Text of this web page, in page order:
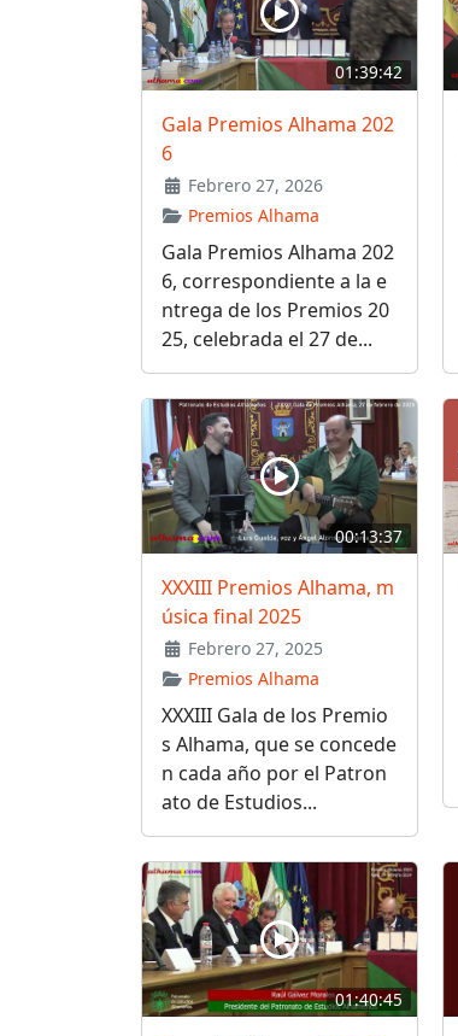
01:39:42
Gala Premios Alhama 202
6
Febrero 27, 2026
Premios Alhama
Gala Premios Alhama 202
6, correspondiente a la e
ntrega de los Premios 20
25, celebrada el 27 de...
00:13:37
XXXIII Premios Alhama, m
úsica final 2025
Febrero 27, 2025
Premios Alhama
XXXIII Gala de los Premio
s Alhama, que se concede
n cada año por el Patron
ato de Estudios...
01:40:45